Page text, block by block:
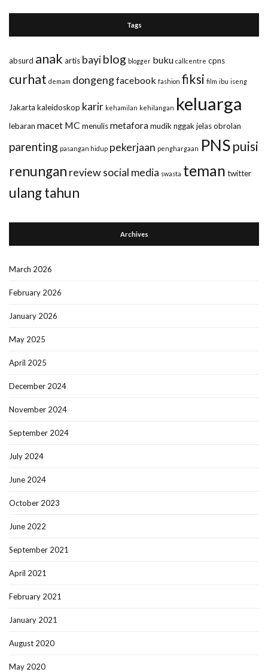
Tags
absurd anak artis bayiblog blogger buku callcentre cpns
curhat demam dongengfacebook fashion fiksi film ibu iseng
Jakarta kaleidoskop karir kehamilan kehilangan keluarga
lebaran macet MC menulismetaforamudiknggak jelasobrolan
parenting pasangan hidup pekerjaan penghargaan PNSpuisi
renungan reviewsocial media swasta teman twitter
ulang tahun
Archives
March 2026
February 2026
January 2026
May 2025
April 2025
December 2024
November 2024
September 2024
July 2024
June 2024
October 2023
June 2022
September 2021
April 2021
February 2021
January 2021
August 2020
May 2020